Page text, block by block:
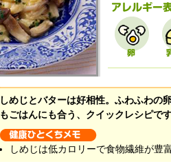
しめじとバターは好相性。ふわふわの
もごはんにも合う、クイックレシピで
しめじは低カロリーで食物繊維が豊